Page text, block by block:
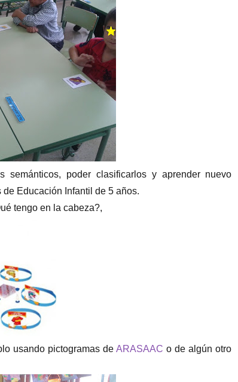
poder clasificarlos y aprender nuevo
Educación Infantil de 5 años.
tengo en la cabeza?,
usando pictogramas deARASAACo de algún otro